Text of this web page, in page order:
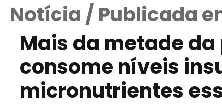
Notícia / Publicada
Mais da metade
consome níveis
micronutrientes